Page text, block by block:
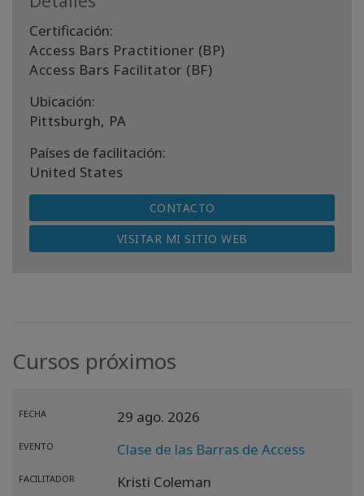
Certificación:
Access Bars Practitioner (BP)
Access Bars Facilitator (BF)
Ubicación:
Pittsburgh, PA
Países de facilitación:
United States
CONTACTO
VISITAR MI SITIO WEB
Cursos próximos
FECHA 29 ago. 2026
EVENTO Clase de las Barras de Access
FACILITADOR Kristi Coleman